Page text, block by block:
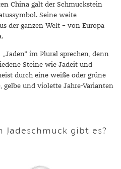
China galt der Schmuckstein
Seine weite
der ganzen Welt – von Europa
im Plural sprechen, denn
Steine wie Jadeit und
durch eine weiße oder grüne
gelbe und violette Jahre-Varianten
Jadeschmuck gibt es?